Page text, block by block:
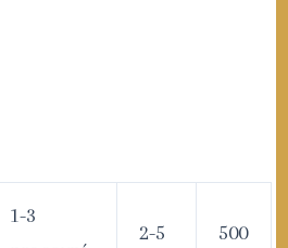
1-3
2-5
500